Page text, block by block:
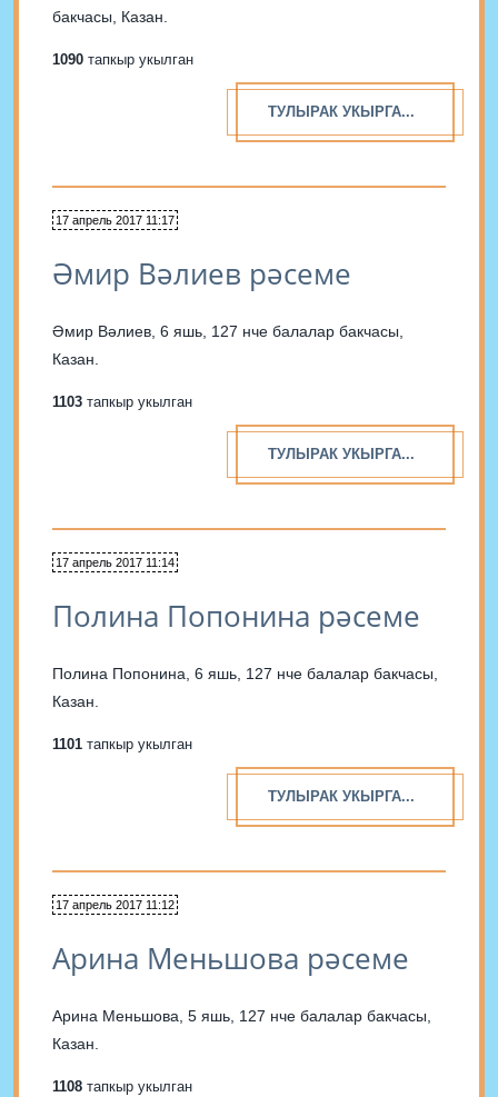
бакчасы, Казан.
1090 тапкыр укылган
ТУЛЫРАК УКЫРГА...
17 апрель 2017 11:17
Әмир Вәлиев рәсеме
Әмир Вәлиев, 6 яшь, 127 нче балалар бакчасы,
Казан.
1103 тапкыр укылган
ТУЛЫРАК УКЫРГА...
17 апрель 2017 11:14
Полина Попонина рәсеме
Полина Попонина, 6 яшь, 127 нче балалар бакчасы,
Казан.
1101 тапкыр укылган
ТУЛЫРАК УКЫРГА...
17 апрель 2017 11:12
Арина Меньшова рәсеме
Арина Меньшова, 5 яшь, 127 нче балалар бакчасы,
Казан.
1108 тапкыр укылган